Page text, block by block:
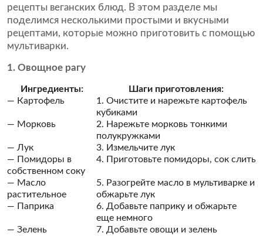
рецепты веганских блюд. В этом разделе мы
поделимся несколькими простыми и вкусными
рецептами, которые можно приготовить с помощью
мультиварки.
1. Овощное рагу
Ингредиенты:
Шаги приготовления:
— Картофель
1. Очистите и нарежьте картофель
кубиками
— Морковь
2. Нарежьте морковь тонкими
полукружками
— Лук
3. Измельчите лук
— Помидоры в
собственном соку
4. Приготовьте помидоры, сок слить
— Масло
растительное
5. Разогрейте масло в мультиварке и
обжарьте лук
— Паприка
6. Добавьте паприку и обжарьте
еще немного
— Зелень
7. Добавьте овощи и зелень